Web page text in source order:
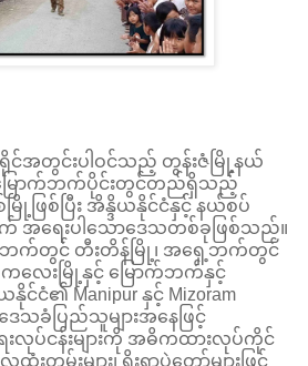
ရိုင်အတွင်းပါဝင်သည့် တွန်းဇံမြို့နယ်
ြောက်ဘက်ပိုင်းတွင်တည်ရှိသည့်
ဖြစ်ပြီး အိန္ဒိယနိုင်ငံနှင့် နယ်စပ်
ရေးပါသောဒေသတစ်ခုဖြစ်သည်။
ဘက်တွင် တီးတိန်မြို့၊ အရှေ့ဘက်တွင်
ကလေးမြို့နှင့် မြောက်ဘက်နှင့်
ငံ၏ Manipur နှင့် Mizoram
ေသခံပြည်သူများအနေဖြင့်
ေးလုပ်ငန်းများကို အဓိကထားလုပ်ကိုင်
းတမ်းများ၊ ရိုးရာပွဲတော်များဖြင့်